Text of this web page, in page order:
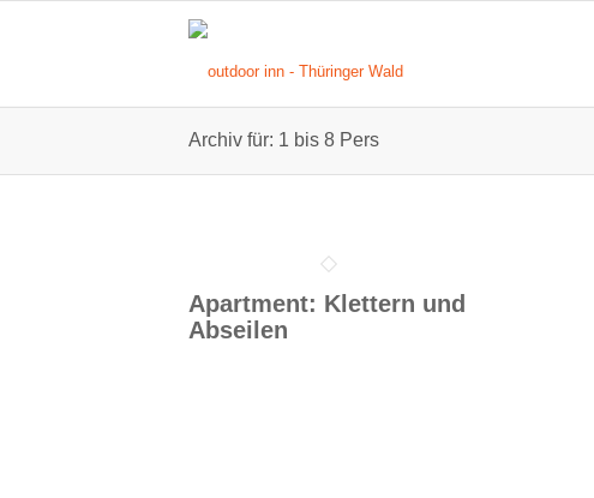
Archiv für: 1 bis 8 Pers
Apartment: Klettern und
Abseilen